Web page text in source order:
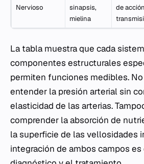
Nervioso
sinapsis,
mielina
de
La tabla muestra que cada
componentes estructurales
permiten funciones medibles.
entender la presión arterial sin
elasticidad de las arterias.
comprender la absorción de
la superficie de las vellosidades
integración de ambos campos